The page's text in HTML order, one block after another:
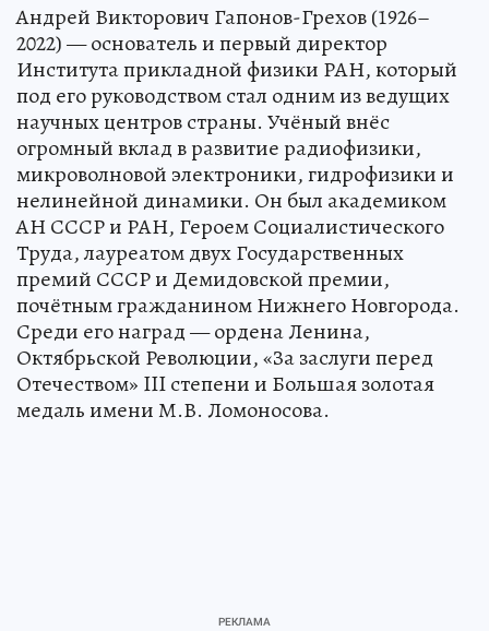
Андрей Викторович Гапонов-Грехов (1926–
2022) — основатель и первый директор
Института прикладной физики РАН, который
под его руководством стал одним из ведущих
научных центров страны. Учёный внёс
огромный вклад в развитие радиофизики,
микроволновой электроники, гидрофизики и
нелинейной динамики. Он был академиком
АН СССР и РАН, Героем Социалистического
Труда, лауреатом двух Государственных
премий СССР и Демидовской премии,
почётным гражданином Нижнего Новгорода.
Среди его наград — ордена Ленина,
Октябрьской Революции, «За заслуги перед
Отечеством» III степени и Большая золотая
медаль имени М.В. Ломоносова.